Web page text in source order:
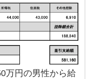
万円の男性から給